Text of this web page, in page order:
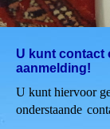
U kunt contact
aanmelding!
U kunt hiervoor
onderstaande